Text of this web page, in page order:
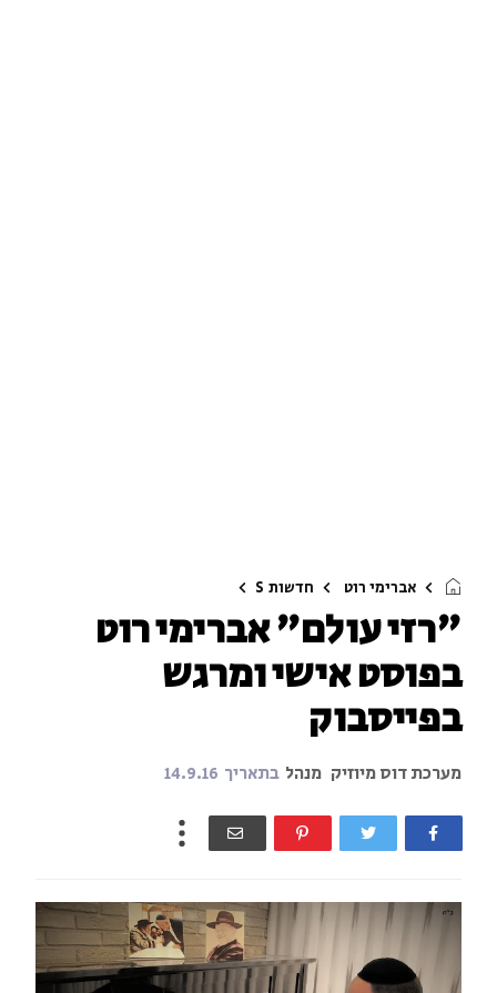
אברימי רוט חדשות S
"רזי עולם" אברימי רוט
בפוסט אישי ומרגש
בפייסבוק
מערכת דוס מיוזיק מנהל בתאריך 14.9.16